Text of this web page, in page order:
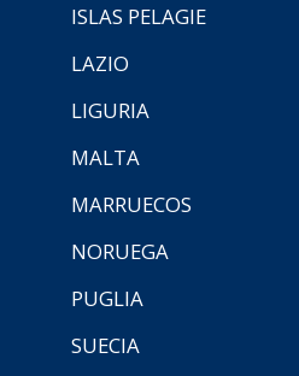
ISLAS PELAGIE
LAZIO
LIGURIA
MALTA
MARRUECOS
NORUEGA
PUGLIA
SUECIA